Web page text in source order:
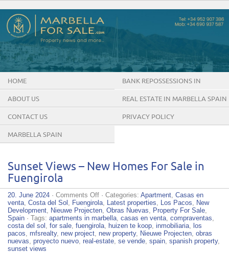
HOME BANK REPOSSESSIONS IN
MARBELLA SPAIN
ABOUT US REAL ESTATE IN MARBELLA SPAIN
CONTACT US PRIVACY POLICY
MARBELLA SPAIN
Sunset Views – New Homes For Sale in
Fuengirola
20. June 2024 · Comments Offon
Sunset
Views
–
New
Homes
For
· Categories: Apartment Casas en
venta Costa del Sol Fuengirola Latest properties Los Pacos
New
Development
Nieuwe Projecten Obras Nuevas Property For Sale
Spain · Tags: apartments in marbella casas en venta compraventas
costa del sol
for sale fuengirola huizen te koop inmobiliaria
los
pacos
mfsrealty, new project new property, Nieuwe Projecten obras
nuevas proyecto nuevo real-estate se vende spain spanish property,
sunset views